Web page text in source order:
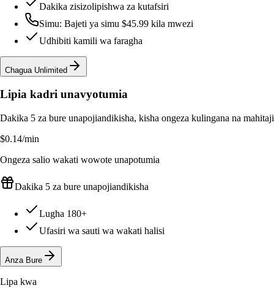
Dakika zisizolipishwa za kutafsiri
Simu: Bajeti ya simu $45.99 kila mwezi
Udhibiti kamili wa faragha
Chagua Unlimited
Lipia kadri unavyotumia
Dakika 5 za bure unapojiandikisha, kisha ongeza kulingana na
$0.14/min
Ongeza salio wakati wowote unapotumia
Dakika 5 za bure unapojiandikisha
Lugha 180+
Ufasiri wa sauti wa wakati halisi
Anza Bure
Lipa kwa